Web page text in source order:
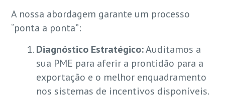
A nossa abordagem garante um processo
“ponta a ponta”:
Diagnóstico Estratégico:Auditamos a
sua PME para aferir a prontidão para a
exportação e o melhor enquadramento
nos sistemas de incentivos disponíveis.